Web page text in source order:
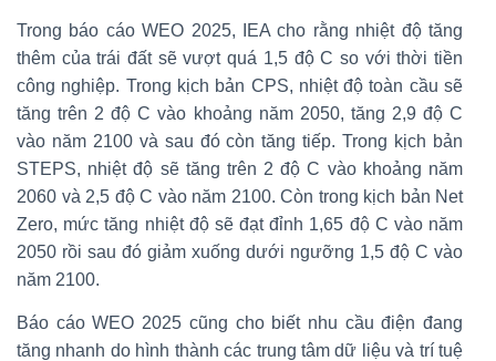
Trong báo cáo WEO 2025, IEA cho rằng nhiệt độ tăng
thêm của trái đất sẽ vượt quá 1,5 độ C so với thời tiền
công nghiệp. Trong kịch bản CPS, nhiệt độ toàn cầu sẽ
tăng trên 2 độ C vào khoảng năm 2050, tăng 2,9 độ C
vào năm 2100 và sau đó còn tăng tiếp. Trong kịch bản
STEPS, nhiệt độ sẽ tăng trên 2 độ C vào khoảng năm
2060 và 2,5 độ C vào năm 2100. Còn trong kịch bản Net
Zero, mức tăng nhiệt độ sẽ đạt đỉnh 1,65 độ C vào năm
2050 rồi sau đó giảm xuống dưới ngưỡng 1,5 độ C vào
năm 2100.
Báo cáo WEO 2025 cũng cho biết nhu cầu điện đang
tăng nhanh do hình thành các trung tâm dữ liệu và trí tuệ